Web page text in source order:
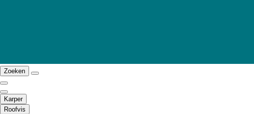
Zoeken
Karper
Roofvis